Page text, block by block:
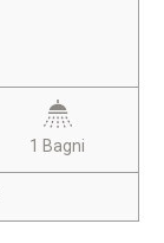
1 Bagni